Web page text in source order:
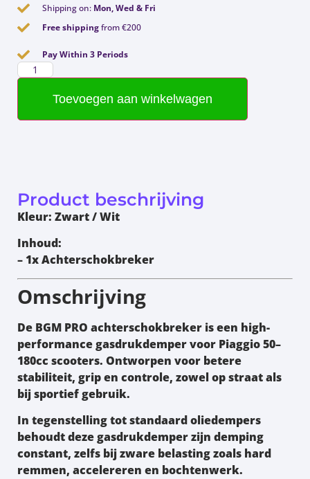
Shipping on: Mon, Wed & Fri
Free shippingfrom €200
Pay Within 3 Periods
Toevoegen aan winkelwagen
Product beschrijving
Kleur: Zwart / Wit
Inhoud:
– 1x Achterschokbreker
Omschrijving
De BGM PRO achterschokbreker is een high-
performance gasdrukdemper voor Piaggio 50–
180cc scooters. Ontworpen voor betere
stabiliteit, grip en controle, zowel op straat als
bij sportief gebruik.
In tegenstelling tot standaard oliedempers
behoudt deze gasdrukdemper zijn demping
constant, zelfs bij zware belasting zoals hard
remmen, accelereren en bochtenwerk.